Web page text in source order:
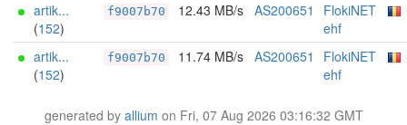
artik...
(152)
f9007b70 12.43 MB/s AS200651
FlokiNET
ehf
artik...
(152)
f9007b70 11.74 MB/s AS200651
FlokiNET
ehf
generated by allium on Fri, 07 Aug 2026 03:16:32 GMT